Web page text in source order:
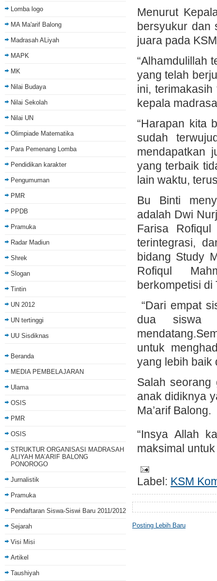
Lomba logo
MA Ma'arif Balong
Madrasah ALiyah
MAPK
MK
Nilai Budaya
Nilai Sekolah
Nilai UN
Olimpiade Matematika
Para Pemenang Lomba
Pendidikan karakter
Pengumuman
PMR
PPDB
Pramuka
Radar Madiun
Shrek
Slogan
Tintin
UN 2012
UN tertinggi
UU Sisdiknas
Beranda
MEDIA PEMBELAJARAN
Ulama
OSIS
PMR
OSIS
STRUKTUR ORGANISASI MADRASAH
ALIYAH MA’ARIF BALONG
PONOROGO
Jurnalistik
Pramuka
Pendaftaran Siswa-Siswi Baru 2011/2012
Sejarah
Visi Misi
Artikel
Taushiyah
Menurut
bersyukur dan
juara pada
“Alhamdulillah
yang telah
ini,
kepala
“Harapan kita
sudah
mendapatkan
yang terbaik
lain waktu,
Bu Binti
adalah Dwi
Farisa
terintegrasi,
bidang Study
Rofiqul
berkompetisi di
“Dari empat
dua siswa
untuk
yang lebih baik
Salah seorang
anak didiknya
Ma’arif Balong.
“Insya Allah
maksimal
Label: KSM
Posting Lebih Baru